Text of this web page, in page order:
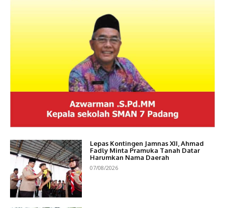
Lepas Kontingen Jamnas XII, Ahmad
Fadly Minta Pramuka Tanah Datar
Harumkan Nama Daerah
07/08/2026